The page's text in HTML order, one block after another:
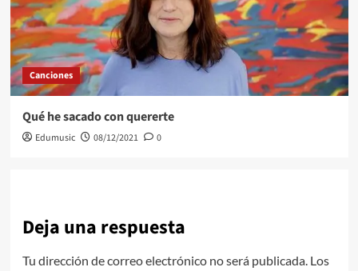
Canciones
Qué he sacado con quererte
Edumusic 08/12/2021 0
Deja una respuesta
Tu dirección de correo electrónico no será publicada. Los